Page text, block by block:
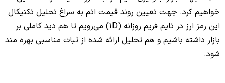
خواهیم کرد. جهت تعیین روند قیمت اتم به سراغ تحلیل تکنیکال
این رمز ارز در تایم فریم روزانه (1D) می‌رویم تا هم دید کاملی بر
بازار داشته باشیم و هم تحلیل ارائه شده از ثبات مناسبی بهره مند
شود.